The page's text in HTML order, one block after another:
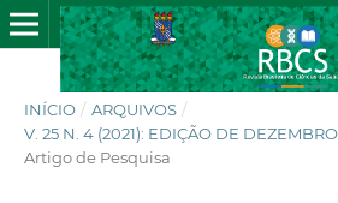
INÍCIO / ARQUIVOS /
V. 25 N. 4 (2021): EDIÇÃO DE
Artigo de Pesquisa